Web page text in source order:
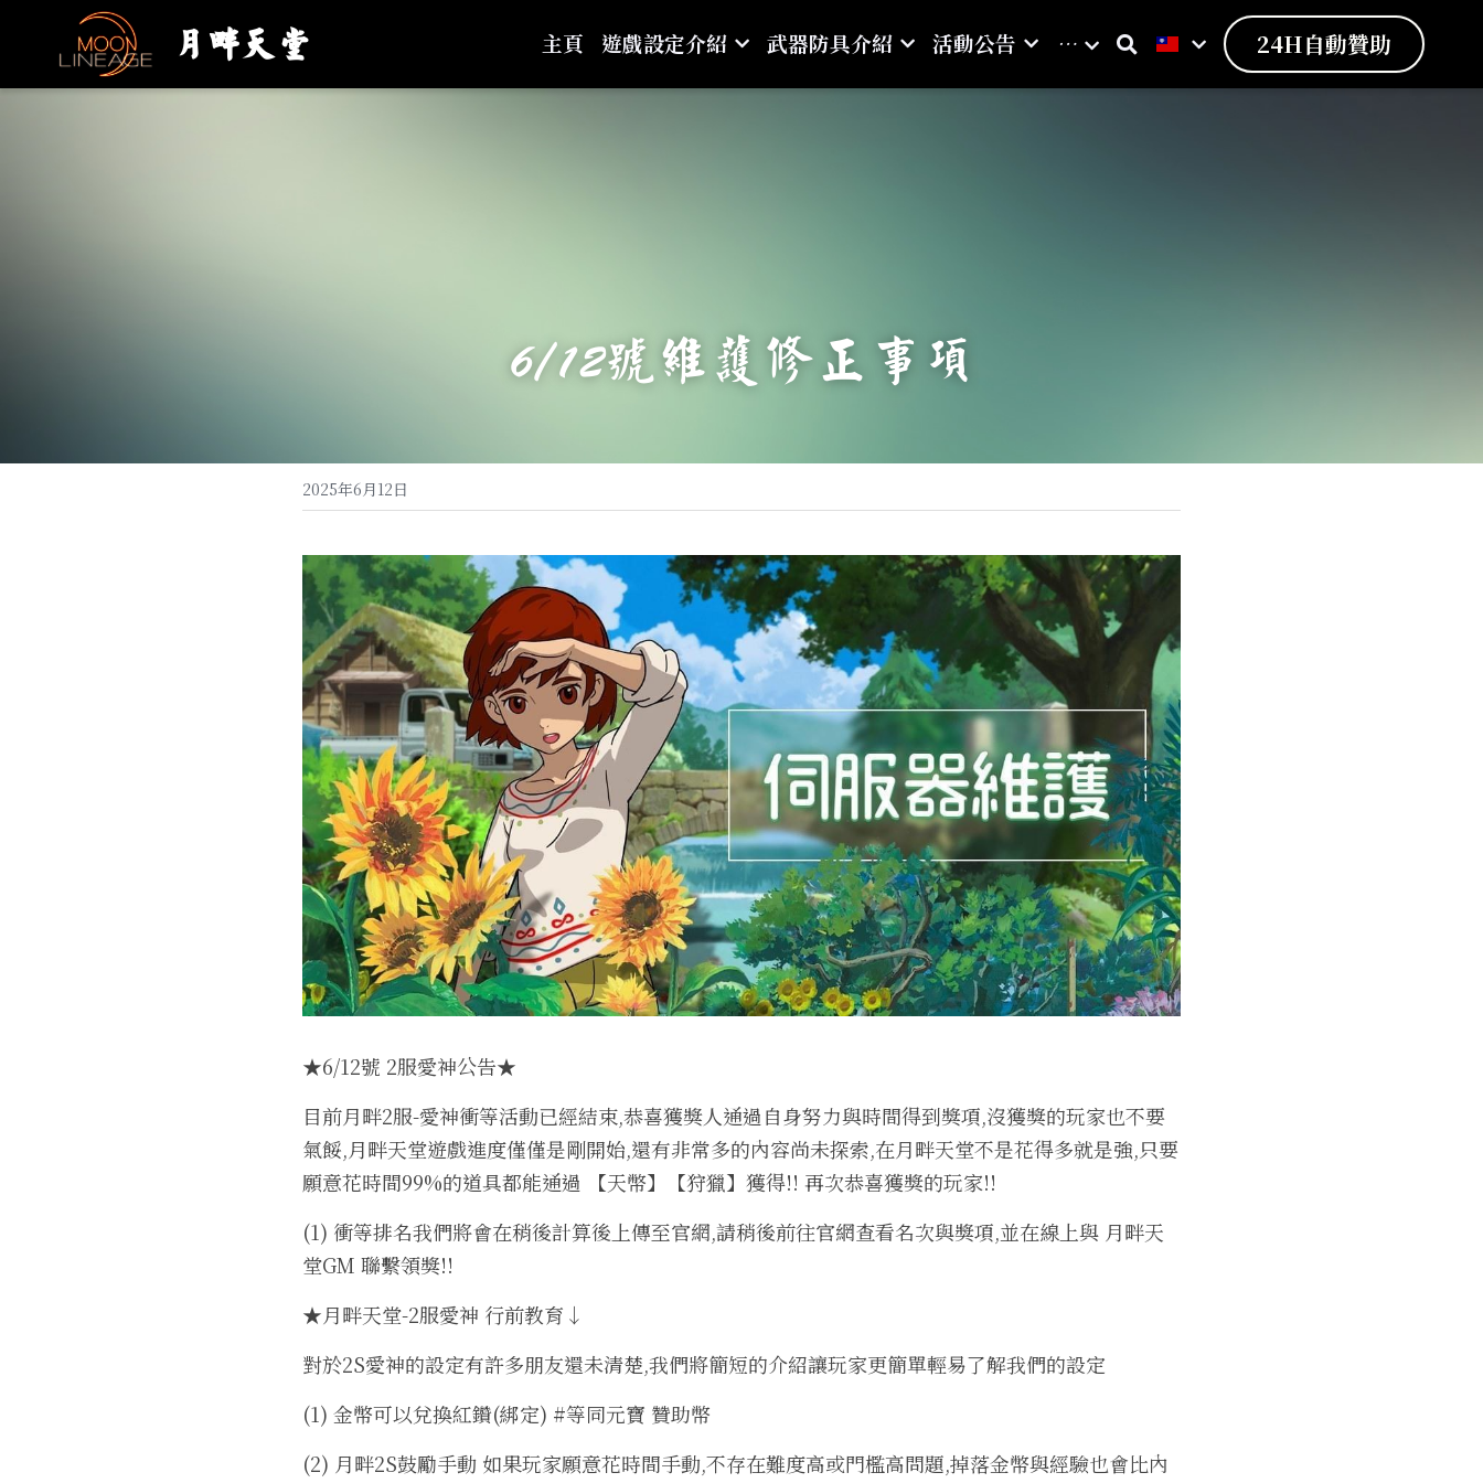
月畔天堂 主頁 遊戲設定介紹 武器防具介紹 活動公告 … 24H自動贊助
6/12號維護修正事項
2025年6月12日
★6/12號 2服愛神公告★
目前月畔2服-愛神衝等活動已經結束,恭喜獲獎人通過自身努力與時間得到獎項,沒獲獎的玩家也不要
氣餒,月畔天堂遊戲進度僅僅是剛開始,還有非常多的內容尚未探索,在月畔天堂不是花得多就是強,只要
願意花時間99%的道具都能通過 【天幣】【狩獵】獲得!! 再次恭喜獲獎的玩家!!
(1) 衝等排名我們將會在稍後計算後上傳至官網,請稍後前往官網查看名次與獎項,並在線上與 月畔天
堂GM 聯繫領獎!!
★月畔天堂-2服愛神 行前教育↓
對於2S愛神的設定有許多朋友還未清楚,我們將簡短的介紹讓玩家更簡單輕易了解我們的設定
(1) 金幣可以兌換紅鑽(綁定) #等同元寶 贊助幣
(2) 月畔2S鼓勵手動 如果玩家願意花時間手動,不存在難度高或門檻高問題,掉落金幣與經驗也會比內